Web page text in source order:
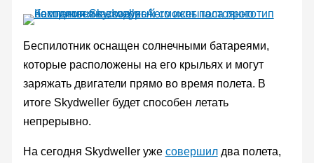
Беспилотник оснащен солнечными батареями,
которые расположены на его крыльях и могут
заряжать двигатели прямо во время полета. В
итоге Skydweller будет способен летать
непрерывно.
На сегодня Skydweller уже совершилдва полета,